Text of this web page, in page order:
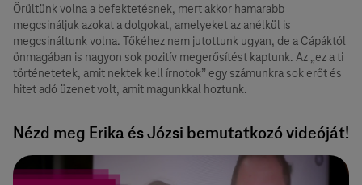
Örültünk volna a befektetésnek, mert akkor hamarabb
megcsináljuk azokat a dolgokat, amelyeket az anélkül is
megcsináltunk volna. Tőkéhez nem jutottunk ugyan, de a Cápáktól
önmagában is nagyon sok pozitív megerősítést kaptunk. Az „ez a ti
történetetek, amit nektek kell írnotok” egy számunkra sok erőt és
hitet adó üzenet volt, amit magunkkal hoztunk.
Nézd meg Erika és Józsi bemutatkozó videóját!